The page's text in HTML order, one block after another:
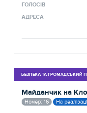
ГОЛОСІВ
АДРЕСА
БЕЗПЕКА ТА ГРОМАДСЬКИЙ
Майданчик на
Номер: 16 На